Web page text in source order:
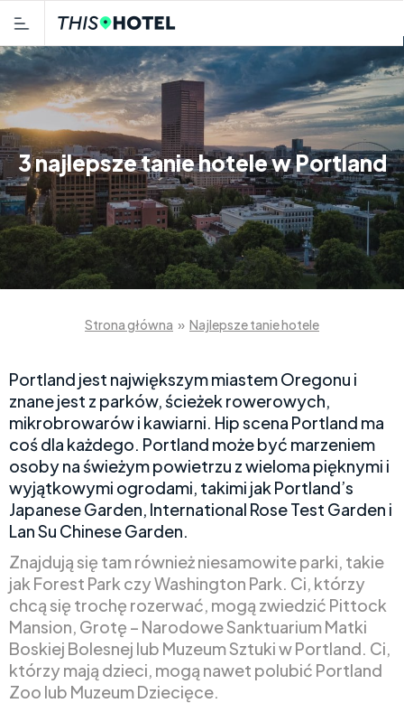
3 najlepsze tanie hotele w Portland
Strona główna » Najlepsze tanie hotele
Portland jest największym miastem Oregonu i
znane jest z parków, ścieżek rowerowych,
mikrobrowarów i kawiarni. Hip scena Portland ma
coś dla każdego. Portland może być marzeniem
osoby na świeżym powietrzu z wieloma pięknymi i
wyjątkowymi ogrodami, takimi jak Portland’s
Japanese Garden, International Rose Test Garden i
Lan Su Chinese Garden.
Znajdują się tam również niesamowite parki, takie
jak Forest Park czy Washington Park. Ci, którzy
chcą się trochę rozerwać, mogą zwiedzić Pittock
Mansion, Grotę – Narodowe Sanktuarium Matki
Boskiej Bolesnej lub Muzeum Sztuki w Portland. Ci,
którzy mają dzieci, mogą nawet polubić Portland
Zoo lub Muzeum Dziecięce.